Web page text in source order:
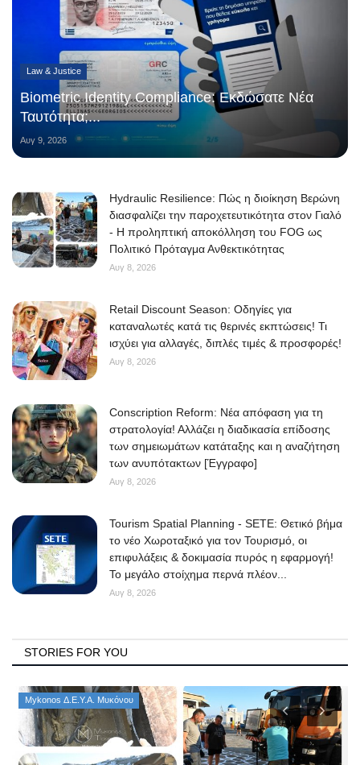
Law & Justice
Biometric Identity Compliance: Εκδώσατε Νέα
Ταυτότητα;...
Αυγ 9, 2026
Hydraulic Resilience: Πώς η διοίκηση Βερώνη
διασφαλίζει την παροχετευτικότητα στον Γιαλό
- Η προληπτική αποκόλληση του FOG ως
Πολιτικό Πρόταγμα Ανθεκτικότητας
Αυγ 8, 2026
Retail Discount Season: Οδηγίες για
καταναλωτές κατά τις θερινές εκπτώσεις! Τι
ισχύει για αλλαγές, διπλές τιμές & προσφορές!
Αυγ 8, 2026
Conscription Reform: Νέα απόφαση για τη
στρατολογία! Αλλάζει η διαδικασία επίδοσης
των σημειωμάτων κατάταξης και η αναζήτηση
των ανυπότακτων [Έγγραφο]
Αυγ 8, 2026
Tourism Spatial Planning - SETE: Θετικό βήμα
το νέο Χωροταξικό για τον Τουρισμό, οι
επιφυλάξεις & δοκιμασία πυρός η εφαρμογή!
Το μεγάλο στοίχημα περνά πλέον...
Αυγ 8, 2026
STORIES FOR YOU
Mykonos Δ.Ε.Υ.Α. Μυκόνου